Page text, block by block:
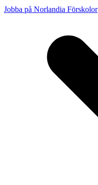
Jobba på Norlandia Förskolor